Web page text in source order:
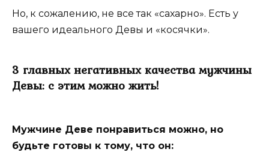
Но, к сожалению, не все так «сахарно». Есть у
вашего идеального Девы и «косячки».
3 главных негативных качества мужчины
Девы: с этим можно жить!
Мужчине Деве понравиться можно, но
будьте готовы к тому, что он: